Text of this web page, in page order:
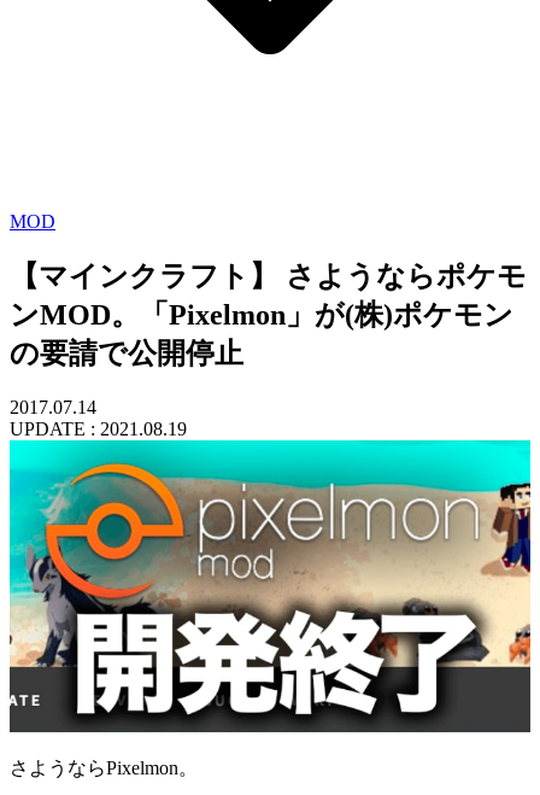
MOD
【マインクラフト】 さようならポケモ
ンMOD。「Pixelmon」が(株)ポケモン
の要請で公開停止
2017.07.14
UPDATE : 2021.08.19
さようならPixelmon。